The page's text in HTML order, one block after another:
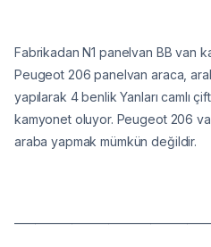
Fabrikadan N1 panelvan BB van
Peugeot 206 panelvan araca,
yapılarak 4 benlik Yanları camlı
kamyonet oluyor. Peugeot 206
araba yapmak mümkün değildir.